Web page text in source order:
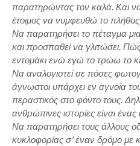
παρατηρώντας τον καλά. Και
έτοιμος να νυμφευθώ το
Να παρατηρήσει το πέταγμα
και προσπαθεί να γλιτώσει.
εντομάκι ενώ εγώ το τρώω το
Να αναλογιστεί σε πόσες
άγνωστοι υπάρχει εν αγνοία
περαστικός στο φόντο τους.
ανθρώπινες ιστορίες είναι
Να παρατηρήσει τους άλλους
κυκλοφορίας σ’ έναν δρόμο με